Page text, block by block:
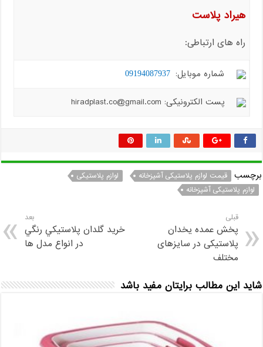
هیراد پلاست
راه های ارتباطی:
شماره موبایل: 09194087937
پست الکترونیکی: hiradplast.co@gmail.com
برچسب قیمت لوازم پلاستیکی آشپزخانه
لوازم پلاستیکی
لوازم پلاستیکی آشپزخانه
قبلی
پخش عمده یخدان
پلاستیکی در سایزهای
مختلف
بعد
خرید گلدان پلاستیکي رنگي
در انواع مدل ها
شاید این مطالب برایتان مفید باشد